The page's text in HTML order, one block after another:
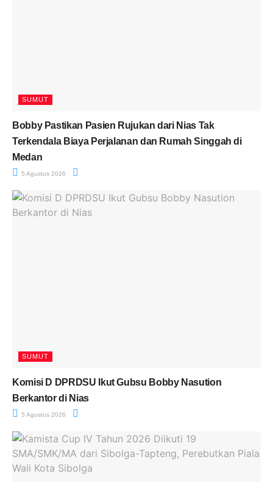
SUMUT
Bobby Pastikan Pasien Rujukan dari Nias Tak
Terkendala Biaya Perjalanan dan Rumah Singgah di
Medan
5 Agustus 2026
SUMUT
Komisi D DPRDSU Ikut Gubsu Bobby Nasution
Berkantor di Nias
5 Agustus 2026